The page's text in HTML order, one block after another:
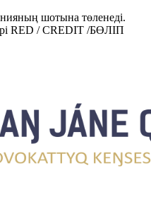
шотына төленеді.
RED / CREDIT /БӨЛІП